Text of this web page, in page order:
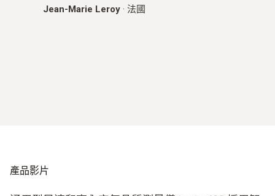
Jean-Marie Leroy · 法國
產品影片